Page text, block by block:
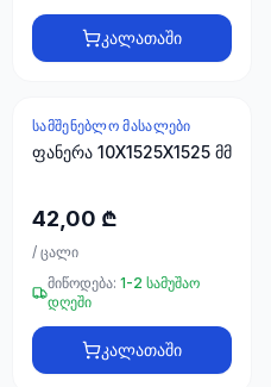
კალათაში
ᲡᲐᲛᲨᲔᲜᲔᲑᲚᲝ ᲛᲐᲡᲐᲚᲔᲑᲘ
ფანერა 10X1525X1525 მმ
42,00 ₾
/ ცალი
მიწოდება: 1-2 სამუშაო
დღეში
კალათაში